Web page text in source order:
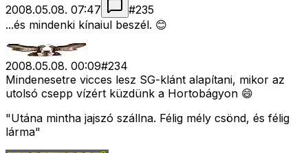
2008.05.08. 07:47
#235
...és mindenki kínaiul beszél. 😊
2008.05.08. 00:09#234
Mindenesetre vicces lesz SG-klánt alapítani, mikor az
utolsó csepp vízért küzdünk a Hortobágyon 😄
"Utána mintha jajszó szállna. Félig mély csönd, és félig
lárma"